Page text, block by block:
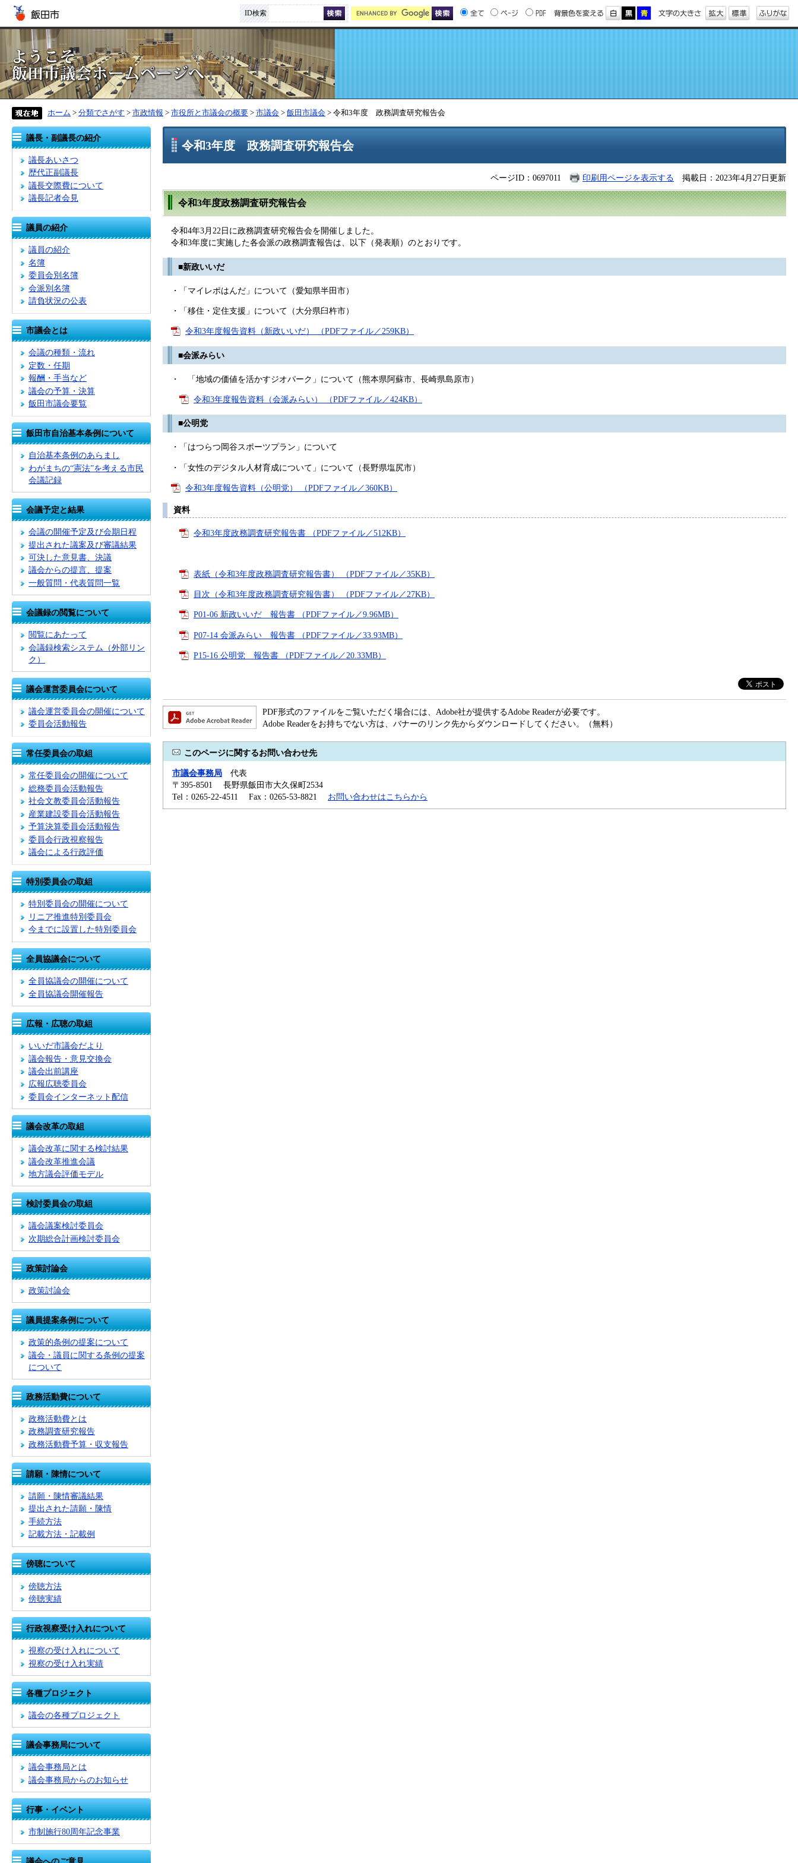
ID検索
ホーム > 分類でさがす > 市政情報 > 市役所と市議会の概要 > 市議会 > 飯田市議会 > 令和3年度 政務調査研究報告会
議長・副議長の紹介
議長あいさつ
歴代正副議長
議長交際費について
議長記者会見
議員の紹介
議員の紹介
名簿
委員会別名簿
会派別名簿
請負状況の公表
市議会とは
会議の種類・流れ
定数・任期
報酬・手当など
議会の予算・決算
飯田市議会要覧
飯田市自治基本条例について
自治基本条例のあらまし
わがまちの“憲法”を考える市民
会議記録
会議予定と結果
会議の開催予定及び会期日程
提出された議案及び審議結果
可決した意見書、決議
議会からの提言、提案
一般質問・代表質問一覧
会議録の閲覧について
閲覧にあたって
会議録検索システム （外部リン
ク）
議会運営委員会について
議会運営委員会の開催について
委員会活動報告
常任委員会の取組
常任委員会の開催について
総務委員会活動報告
社会文教委員会活動報告
産業建設委員会活動報告
予算決算委員会活動報告
委員会行政視察報告
議会による行政評価
特別委員会の取組
特別委員会の開催について
リニア推進特別委員会
今までに設置した特別委員会
全員協議会について
全員協議会の開催について
全員協議会開催報告
広報・広聴の取組
いいだ市議会だより
議会報告・意見交換会
議会出前講座
広報広聴委員会
委員会インターネット配信
議会改革の取組
議会改革に関する検討結果
議会改革推進会議
地方議会評価モデル
検討委員会の取組
議会議案検討委員会
次期総合計画検討委員会
政策討論会
政策討論会
議員提案条例について
政策的条例の提案について
議会・議員に関する条例の提案
について
政務活動費について
政務活動費とは
政務調査研究報告
政務活動費予算・収支報告
請願・陳情について
請願・陳情審議結果
提出された請願・陳情
手続方法
記載方法・記載例
傍聴について
傍聴方法
傍聴実績
行政視察受け入れについて
視察の受け入れについて
視察の受け入れ実績
各種プロジェクト
議会の各種プロジェクト
議会事務局について
議会事務局とは
議会事務局からのお知らせ
行事・イベント
市制施行80周年記念事業
令和3年度 政務調査研究報告会
ページID：0697011 印刷用ページを表示する 掲載日：2023年4月27日更新
令和3年度政務調査研究報告会
令和4年3月22日に政務調査研究報告会を開催しました。
令和3年度に実施した各会派の政務調査報告は、以下（発表順）のとおりです。
■新政いいだ
・「マイレポはんだ」について（愛知県半田市）
・「移住・定住支援」について（大分県臼杵市）
令和3年度報告資料（新政いいだ） （PDFファイル／259KB）
■会派みらい
・ 「地域の価値を活かすジオパーク」について（熊本県阿蘇市、長崎県島原市）
令和3年度報告資料（会派みらい） （PDFファイル／424KB）
■公明党
・「はつらつ岡谷スポーツプラン」について
・「女性のデジタル人材育成について」について（長野県塩尻市）
令和3年度報告資料（公明党） （PDFファイル／360KB）
資料
令和3年度政務調査研究報告書 （PDFファイル／512KB）
表紙（令和3年度政務調査研究報告書） （PDFファイル／35KB）
目次（令和3年度政務調査研究報告書） （PDFファイル／27KB）
P01-06 新政いいだ 報告書 （PDFファイル／9.96MB）
P07-14 会派みらい 報告書 （PDFファイル／33.93MB）
P15-16 公明党 報告書 （PDFファイル／20.33MB）
PDF形式のファイルをご覧いただく場合には、Adobe社が提供するAdobe Readerが必要です。
Adobe Readerをお持ちでない方は、バナーのリンク先からダウンロードしてください。（無料）
このページに関するお問い合わせ先
市議会事務局 代表
〒395-8501 長野県飯田市大久保町2534
Tel：0265-22-4511 Fax：0265-53-8821 お問い合わせはこちらから